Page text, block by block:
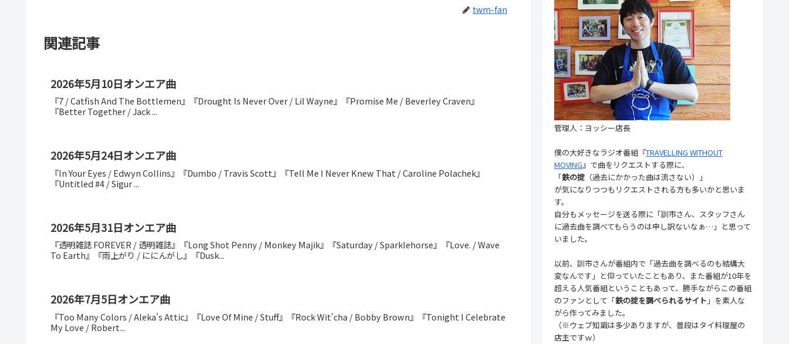
twm-fan
関連記事
2026年5月10日オンエア曲
『7 / Catfish And The Bottlemen』『Drought Is Never Over / Lil Wayne』『Promise Me / Beverley Craven』
『Better Together / Jack ...
2026年5月24日オンエア曲
『In Your Eyes / Edwyn Collins』『Dumbo / Travis Scott』『Tell Me I Never Knew That / Caroline Polachek』
『Untitled #4 / Sigur ...
2026年5月31日オンエア曲
『透明雑誌 FOREVER / 透明雑誌』『Long Shot Penny / Monkey Majik』『Saturday / Sparklehorse』『Love. / Wave
To Earth』『雨上がり / ににんがし』『Dusk...
2026年7月5日オンエア曲
『Too Many Colors / Aleka's Attic』『Love Of Mine / Stuff』『Rock Wit'cha / Bobby Brown』『Tonight I Celebrate
My Love / Robert...
管理人：ヨッシー店長
僕の大好きなラジオ番組『TRAVELLING WITHOUT
MOVING』で曲をリクエストする際に、
「鉄の掟 （過去にかかった曲は流さない）」
が気になりつつもリクエストされる方も多いかと思いま
す。
自分もメッセージを送る際に「訓市さん、スタッフさん
に過去曲を調べてもらうのは申し訳ないなぁ…」と思って
いました。
以前、訓市さんが番組内で「過去曲を調べるのも結構大
変なんです」と仰っていたこともあり、また番組が10年を
超える人気番組ということもあって、勝手ながらこの番組
のファンとして「鉄の掟を調べられるサイト 」を素人な
がら作ってみました。
（※ウェブ知識は多少ありますが、普段はタイ料理屋の
店主ですｗ）